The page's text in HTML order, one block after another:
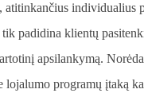
atitinkančius individualius
tik padidina klientų
apsilankymą.
lojalumo programų įtaką